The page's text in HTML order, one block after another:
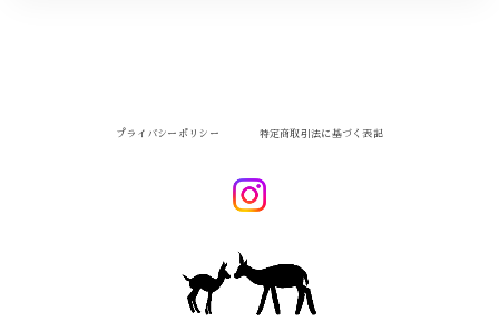
プライバシーポリシー 特定商取引法に基づく表記